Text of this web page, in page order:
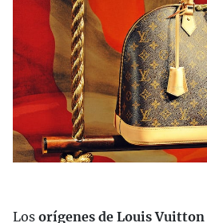
Los orígenes de Louis Vuitton